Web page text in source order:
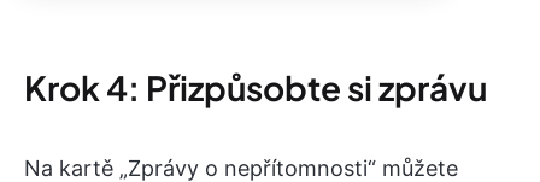
Krok 4: Přizpůsobte si zprávu
Na kartě „Zprávy o nepřítomnosti“ můžete